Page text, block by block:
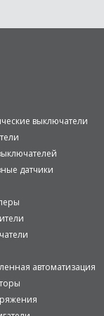
выключатели
датчики
автоматизация